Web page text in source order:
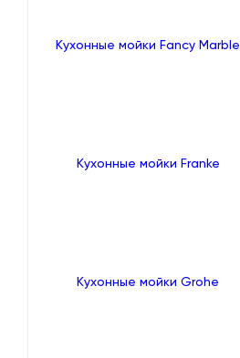
Кухонные мойки Fancy Marble
Кухонные мойки Franke
Кухонные мойки Grohe